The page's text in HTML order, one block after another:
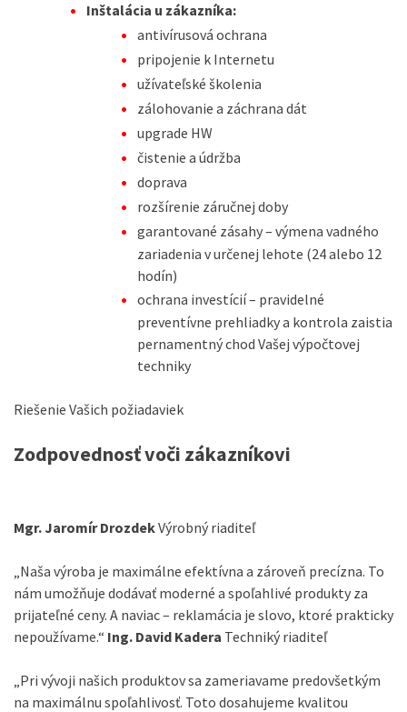
Inštalácia u zákazníka:
antivírusová ochrana
pripojenie k Internetu
užívateľské školenia
zálohovanie a záchrana dát
upgrade HW
čistenie a údržba
doprava
rozšírenie záručnej doby
garantované zásahy – výmena vadného
zariadenia v určenej lehote (24 alebo 12
hodín)
ochrana investícií – pravidelné
preventívne prehliadky a kontrola zaistia
pernamentný chod Vašej výpočtovej
techniky
Riešenie Vašich požiadaviek
Zodpovednosť voči zákazníkovi
Mgr. Jaromír DrozdekVýrobný riaditeľ
„Naša výroba je maximálne efektívna a zároveň precízna. To
nám umožňuje dodávať moderné a spoľahlivé produkty za
prijateľné ceny. A naviac – reklamácia je slovo, ktoré prakticky
nepoužívame.“ Ing. David Kadera Techniký riaditeľ
„Pri vývoji našich produktov sa zameriavame predovšetkým
na maximálnu spoľahlivosť. Toto dosahujeme kvalitou